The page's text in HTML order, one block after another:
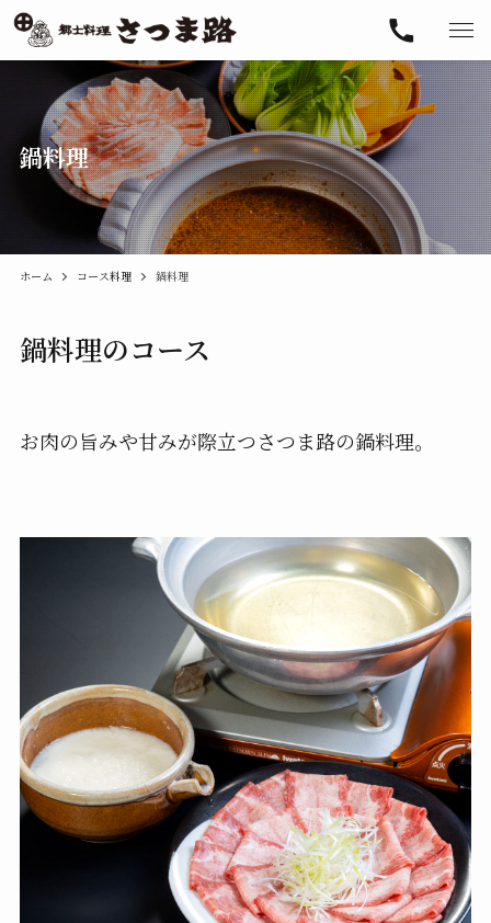
鍋料理
ホーム コース料理 鍋料理
鍋料理のコース
お肉の旨みや甘みが際立つさつま路の鍋料理。